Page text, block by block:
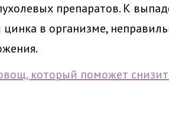
препаратов. К
в организме,
который поможет